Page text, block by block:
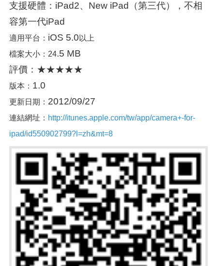
支援硬體：iPad2、New iPad（第三代），不相
容第一代iPad
適用平台： iOS 5.0 以上
檔案大小：24.5 MB
評價：★★★★★
版本： 1.0
更新日期： 2012/09/27
連結網址： http://itunes.apple.com/tw/app/camera+-for-
ipad/id550902799?l=zh&mt=8